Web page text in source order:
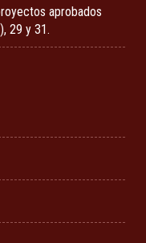
aprobados
29 y 31.